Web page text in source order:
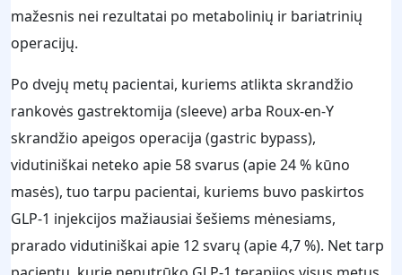
mažesnis nei rezultatai po metabolinių ir bariatrinių
operacijų.
Po dvejų metų pacientai, kuriems atlikta skrandžio
rankovės gastrektomija (sleeve) arba Roux‑en‑Y
skrandžio apeigos operacija (gastric bypass),
vidutiniškai neteko apie 58 svarus (apie 24 % kūno
masės), tuo tarpu pacientai, kuriems buvo paskirtos
GLP‑1 injekcijos mažiausiai šešiems mėnesiams,
prarado vidutiniškai apie 12 svarų (apie 4,7 %). Net tarp